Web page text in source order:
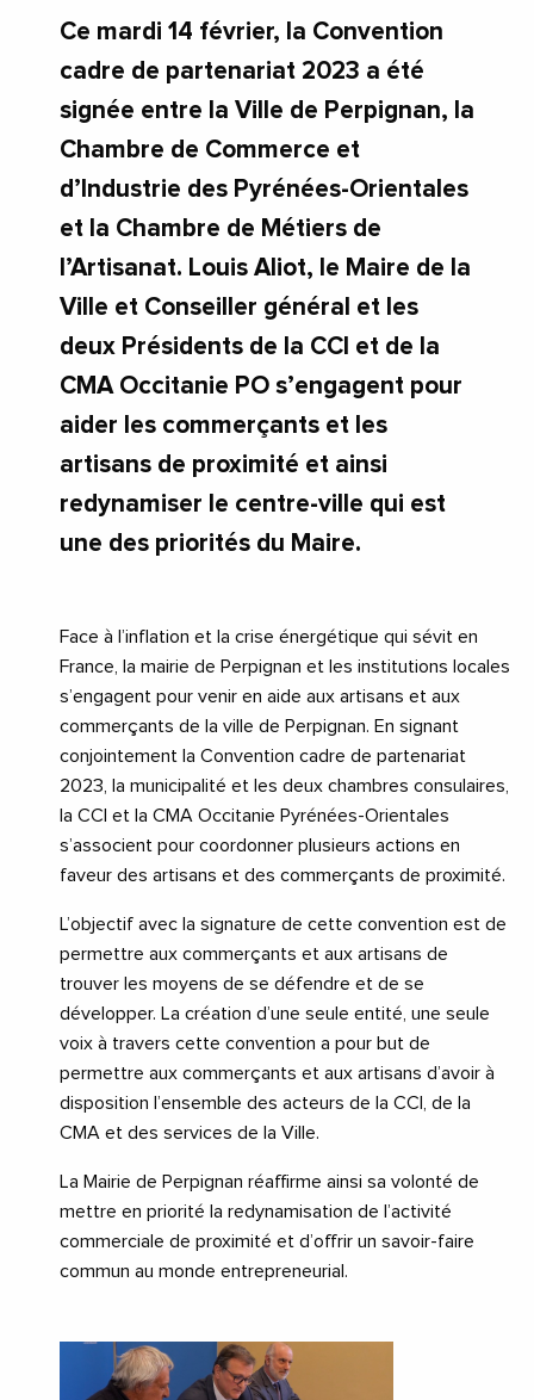
Ce mardi 14 février, la Convention
cadre de partenariat 2023 a été
signée entre la Ville de Perpignan, la
Chambre de Commerce et
d’Industrie des Pyrénées-Orientales
et la Chambre de Métiers de
l’Artisanat. Louis Aliot, le Maire de la
Ville et Conseiller général et les
deux Présidents de la CCI et de la
CMA Occitanie PO s’engagent pour
aider les commerçants et les
artisans de proximité et ainsi
redynamiser le centre-ville qui est
une des priorités du Maire.
Face à l’inflation et la crise énergétique qui sévit en
France, la mairie de Perpignan et les institutions locales
s’engagent pour venir en aide aux artisans et aux
commerçants de la ville de Perpignan. En signant
conjointement la Convention cadre de partenariat
2023, la municipalité et les deux chambres consulaires,
la CCI et la CMA Occitanie Pyrénées-Orientales
s’associent pour coordonner plusieurs actions en
faveur des artisans et des commerçants de proximité.
L’objectif avec la signature de cette convention est de
permettre aux commerçants et aux artisans de
trouver les moyens de se défendre et de se
développer. La création d’une seule entité, une seule
voix à travers cette convention a pour but de
permettre aux commerçants et aux artisans d’avoir à
disposition l’ensemble des acteurs de la CCI, de la
CMA et des services de la Ville.
La Mairie de Perpignan réaffirme ainsi sa volonté de
mettre en priorité la redynamisation de l’activité
commerciale de proximité et d’offrir un savoir-faire
commun au monde entrepreneurial.